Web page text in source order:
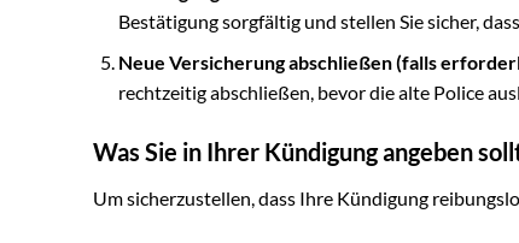
Bestätigung sorgfältig und stellen Sie sicher,
Neue Versicherung abschließen (falls
rechtzeitig abschließen, bevor die alte Police
Was Sie in Ihrer Kündigung angeben
Um sicherzustellen, dass Ihre Kündigung